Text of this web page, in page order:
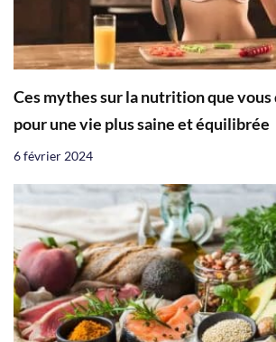
Ces mythes sur la nutrition que
pour une vie plus saine et équilibrée
6 février 2024